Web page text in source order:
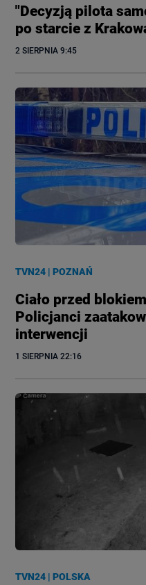
"Decyzją pilota
po starcie z
2 SIERPNIA 9:45
TVN24 |POZNAŃ
Ciało przed
Policjanci
interwencji
1 SIERPNIA 22:16
TVN24 |POLSKA